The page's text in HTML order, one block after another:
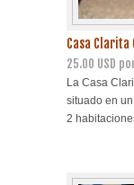
Casa Clarita
25.00 USD
La Casa
situado en
2